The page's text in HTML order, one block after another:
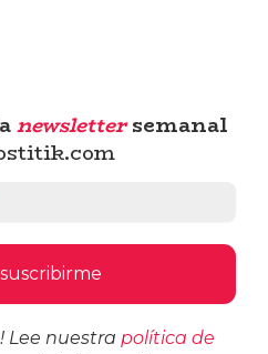
newslettersemanal
Lee nuestra política de